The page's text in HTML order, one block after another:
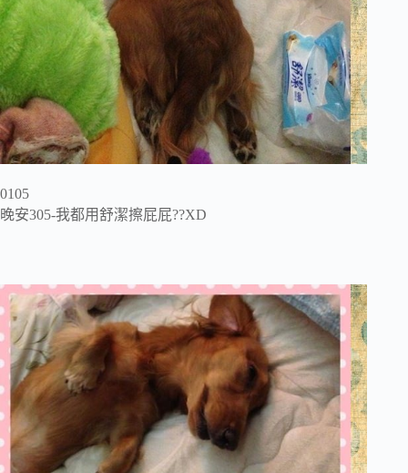
0105
晚安305-我都用舒潔擦屁屁??XD